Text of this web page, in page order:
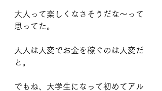
大人って楽しくなさそうだな〜って
思ってた。
大人は大変でお金を稼ぐのは大変だ
と。
でもね、大学生になって初めてアル